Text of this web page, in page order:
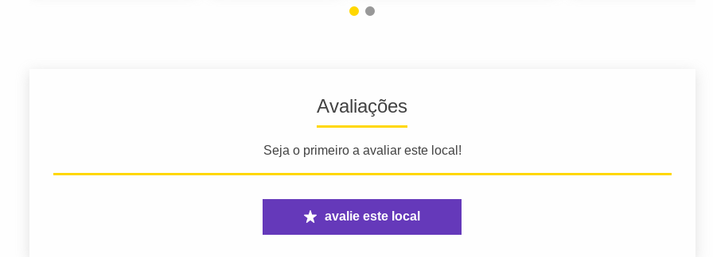
Avaliações
Seja o primeiro a avaliar este local!
avalie este local